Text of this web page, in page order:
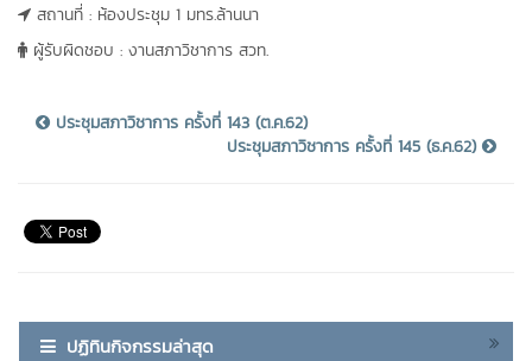
สถานที่ : ห้องประชุม 1 มทร.ล้านนา
ผู้รับผิดชอบ : งานสภาวิชาการ สวท.
ประชุมสภาวิชาการ ครั้งที่ 143 (ต.ค.62)
ประชุมสภาวิชาการ ครั้งที่ 145 (ธ.ค.62)
ปฏิทินกิจกรรมล่าสุด